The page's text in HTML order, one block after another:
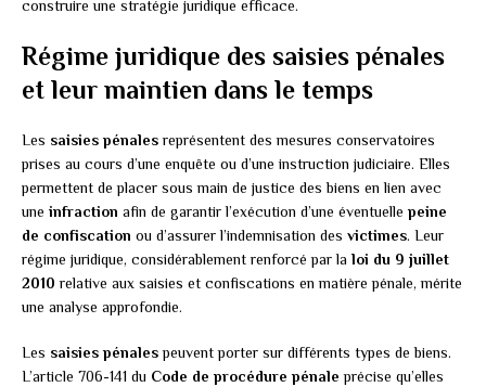
construire une stratégie juridique efficace.
Régime juridique des saisies pénales
et leur maintien dans le temps
Les saisies pénalesreprésentent des mesures conservatoires
prises au cours d’une enquête ou d’une instruction judiciaire. Elles
permettent de placer sous main de justice des biens en lien avec
une infraction afin de garantir l’exécution d’une éventuelle peine
de confiscation ou d’assurer l’indemnisation des victimes. Leur
régime juridique, considérablement renforcé par la loi du 9 juillet
2010 relative aux saisies et confiscations en matière pénale, mérite
une analyse approfondie.
Les saisies pénalespeuvent porter sur différents types de biens.
L’article 706-141 du Code de procédure pénale précise qu’elles